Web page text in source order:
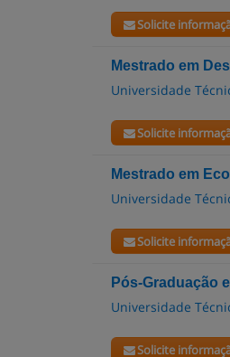
Solicite
Mestrado em
Universidade
Solicite
Mestrado em
Universidade
Solicite
Pós-Graduação
Universidade
Solicite